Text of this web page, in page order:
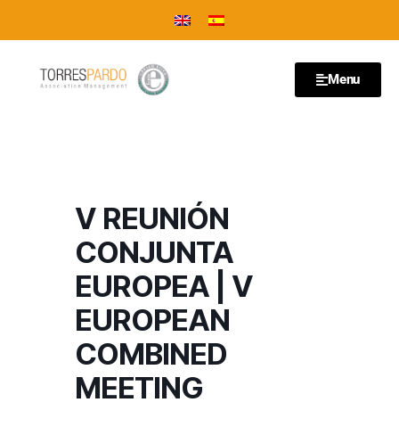
Menu
V REUNIÓN
CONJUNTA
EUROPEA | V
EUROPEAN
COMBINED
MEETING